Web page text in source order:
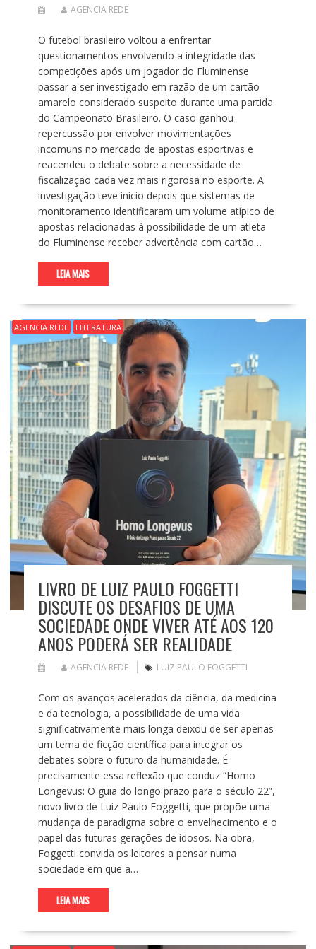
AGENCIA REDE
O futebol brasileiro voltou a enfrentar
questionamentos envolvendo a integridade das
competições após um jogador do Fluminense
passar a ser investigado em razão de um cartão
amarelo considerado suspeito durante uma partida
do Campeonato Brasileiro. O caso ganhou
repercussão por envolver movimentações
incomuns no mercado de apostas esportivas e
reacendeu o debate sobre a necessidade de
fiscalização cada vez mais rigorosa no esporte. A
investigação teve início depois que sistemas de
monitoramento identificaram um volume atípico de
apostas relacionadas à possibilidade de um atleta
do Fluminense receber advertência com cartão…
LEIA MAIS
AGENCIA REDE LITERATURA
LIVRO DE LUIZ PAULO FOGGETTI
DISCUTE OS DESAFIOS DE UMA
SOCIEDADE ONDE VIVER ATÉ AOS 120
ANOS PODERÁ SER REALIDADE
AGENCIA REDE LUIZ PAULO FOGGETTI
Com os avanços acelerados da ciência, da medicina
e da tecnologia, a possibilidade de uma vida
significativamente mais longa deixou de ser apenas
um tema de ficção científica para integrar os
debates sobre o futuro da humanidade. É
precisamente essa reflexão que conduz “Homo
Longevus: O guia do longo prazo para o século 22”,
novo livro de Luiz Paulo Foggetti, que propõe uma
mudança de paradigma sobre o envelhecimento e o
papel das futuras gerações de idosos. Na obra,
Foggetti convida os leitores a pensar numa
sociedade em que a…
LEIA MAIS